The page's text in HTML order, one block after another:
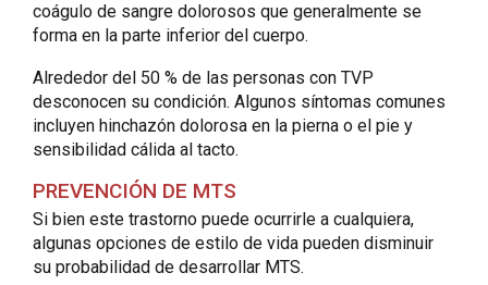
coágulo de sangre dolorosos que generalmente se
forma en la parte inferior del cuerpo.
Alrededor del 50 % de las personas con TVP
desconocen su condición. Algunos síntomas comunes
incluyen hinchazón dolorosa en la pierna o el pie y
sensibilidad cálida al tacto.
PREVENCIÓN DE MTS
Si bien este trastorno puede ocurrirle a cualquiera,
algunas opciones de estilo de vida pueden disminuir
su probabilidad de desarrollar MTS.